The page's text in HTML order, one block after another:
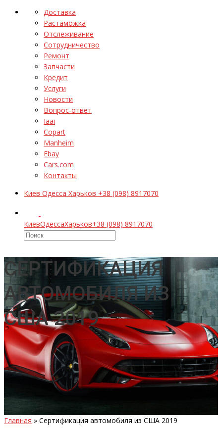
Доставка
Растаможка
Отслеживание
Сотрудничество
Ремонт
Запчасти
Кредит
Услуги
Новости
Вопрос-ответ
Iaai
Copart
Manheim
Ebay
Cars.com
Контакты
Киев Одесса Харьков +38 (098) 8917070
КиевОдессаХарьков+38 (098) 8917070
СЕРТИФИКАЦИЯ
АВТОМОБИЛЯ ИЗ
США 2019
Главная » Сертификация автомобиля из США 2019